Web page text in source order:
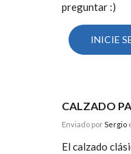
preguntar :)
INICIE
CALZADO
Enviado por Sergio
El calzado